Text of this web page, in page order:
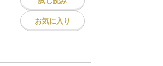
お気に入り